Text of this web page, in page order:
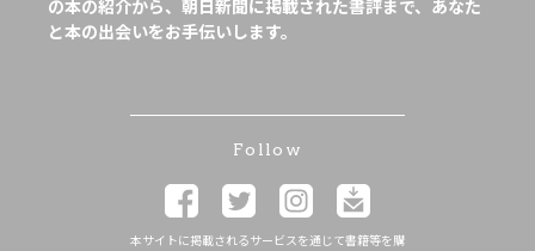
の本の紹介から、朝日新聞に掲載された書評まで、あなた
と本の出会いをお手伝いします。
Follow
本サイトに掲載されるサービスを通じて書籍等を購